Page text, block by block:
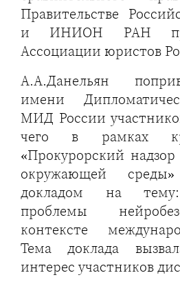
Правительстве
и ИНИОН РАН
Ассоциации юристов
А.А.Данельян
имени
МИД России
чего в рамках
«Прокурорский
окружающей
докладом на тему:
проблемы
контексте
Тема доклада
интерес участников